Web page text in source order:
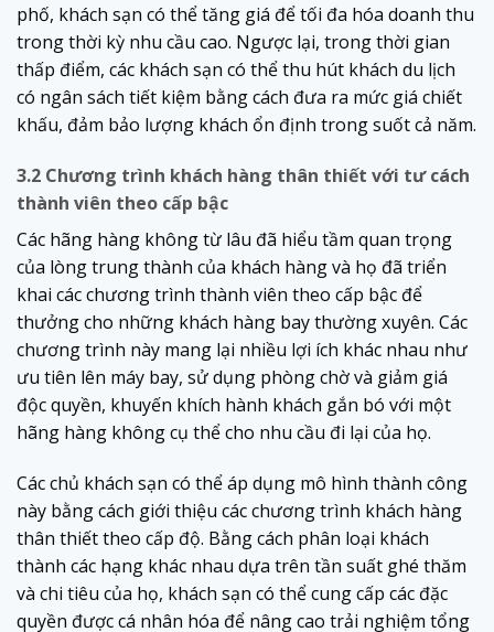
phố, khách sạn có thể tăng giá để tối đa hóa doanh thu
trong thời kỳ nhu cầu cao. Ngược lại, trong thời gian
thấp điểm, các khách sạn có thể thu hút khách du lịch
có ngân sách tiết kiệm bằng cách đưa ra mức giá chiết
khấu, đảm bảo lượng khách ổn định trong suốt cả năm.
3.2 Chương trình khách hàng thân thiết với tư cách
thành viên theo cấp bậc
Các hãng hàng không từ lâu đã hiểu tầm quan trọng
của lòng trung thành của khách hàng và họ đã triển
khai các chương trình thành viên theo cấp bậc để
thưởng cho những khách hàng bay thường xuyên. Các
chương trình này mang lại nhiều lợi ích khác nhau như
ưu tiên lên máy bay, sử dụng phòng chờ và giảm giá
độc quyền, khuyến khích hành khách gắn bó với một
hãng hàng không cụ thể cho nhu cầu đi lại của họ.
Các chủ khách sạn có thể áp dụng mô hình thành công
này bằng cách giới thiệu các chương trình khách hàng
thân thiết theo cấp độ. Bằng cách phân loại khách
thành các hạng khác nhau dựa trên tần suất ghé thăm
và chi tiêu của họ, khách sạn có thể cung cấp các đặc
quyền được cá nhân hóa để nâng cao trải nghiệm tổng